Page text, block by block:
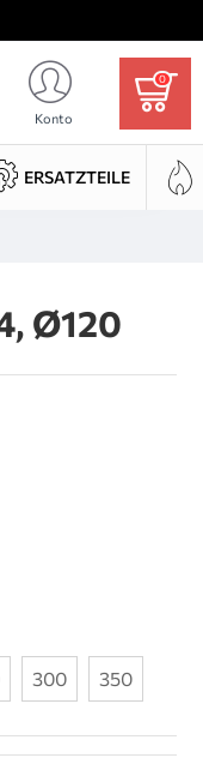
Konto
0
ERSATZTEILE
Ø120
300 350